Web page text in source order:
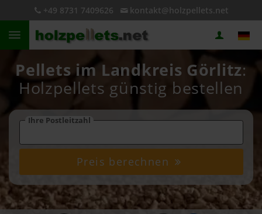
+49 8731 7409626 kontakt@holzpellets.net
Pellets im Landkreis Görlitz:
Holzpellets günstig bestellen
Ihre Postleitzahl
Preis berechnen